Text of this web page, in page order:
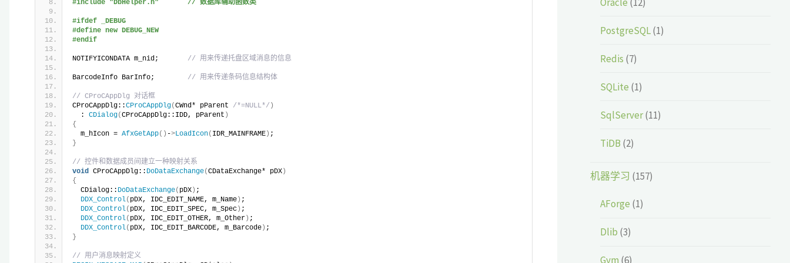
#include "DbHelper.h"       // 数据库辅助函数类
#ifdef _DEBUG
#define new DEBUG_NEW
#endif
NOTIFYICONDATA m_nid; // 用来传递托盘区域消息的信息
BarcodeInfo BarInfo; // 用来传递条码信息结构体
// CProCAppDlg 对话框
CProCAppDlg::CProCAppDlg(CWnd* pParent /*=NULL*/)
  :
CDialog(CProCAppDlg::IDD, pParent )
{
  m_hIcon =
AfxGetApp() ->LoadIcon( IDR_MAINFRAME) ;
}
// 控件和数据成员间建立一种映射关系
void
CProCAppDlg:: DoDataExchange(CDataExchange* pDX)
{
  CDialog::
DoDataExchange( pDX) ;
DDX_Control( pDX, IDC_EDIT_NAME, m_Name) ;
DDX_Control( pDX, IDC_EDIT_SPEC, m_Spec) ;
DDX_Control( pDX, IDC_EDIT_OTHER, m_Other) ;
DDX_Control( pDX, IDC_EDIT_BARCODE, m_Barcode) ;
}
// 用户消息映射定义
PostgreSQL(1)
Redis (7)
SQLite (1)
SqlServer(11)
TiDB (2)
机器学习 (157)
AForge (1)
Dlib (3)
Gym (6)